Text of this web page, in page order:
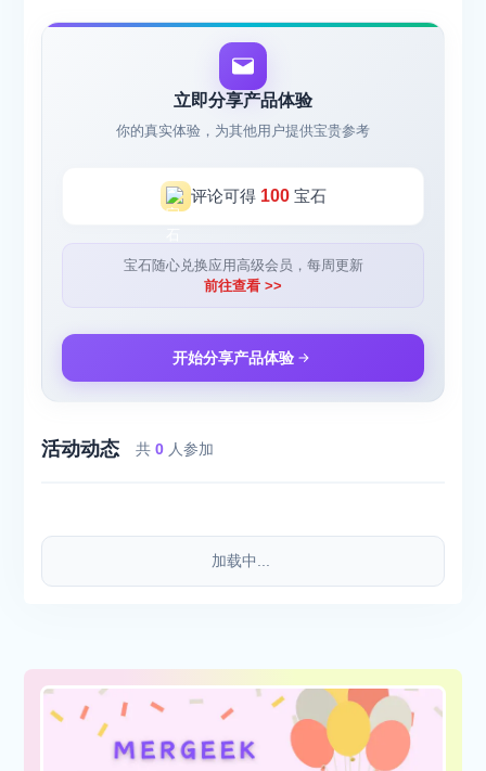
立即分享产品体验
你的真实体验，为其他用户提供宝贵参考
评论可得 100宝石
宝石随心兑换应用高级会员，每周更新
前往查看 >>
开始分享产品体验
活动动态 共0 人参加
加载中...